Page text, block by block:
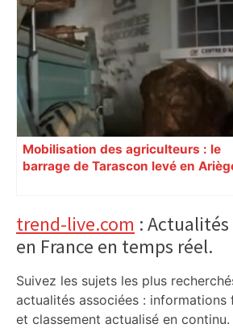
Mobilisation des agriculteurs : le
barrage de Tarascon levé en
Primary
Sidebar
trend-live.com : Actualités
en France en temps réel.
Suivez les sujets les plus
actualités associées : informations
et classement actualisé en continu.